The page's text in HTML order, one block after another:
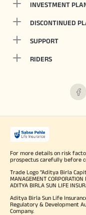
INVESTMENT
DISCONTINUED
SUPPORT
RIDERS
For more details on risk
prospectus carefully before
Trade Logo "Aditya Birla
MANAGEMENT
ADITYA BIRLA SUN LIFE
Aditya Birla Sun Life
Regulatory & Development
Company.